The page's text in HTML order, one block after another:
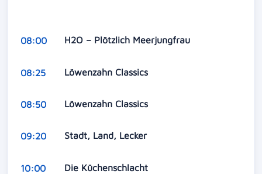
08:00 H2O – Plötzlich Meerjungfrau
08:25 Löwenzahn Classics
08:50 Löwenzahn Classics
09:20 Stadt, Land, Lecker
10:00 Die Küchenschlacht